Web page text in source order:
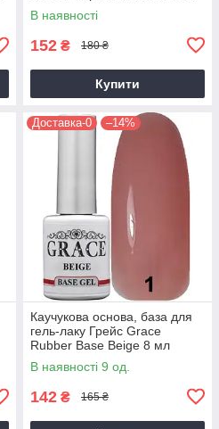
В наявності
152 ₴ 180 ₴
Купити
Доставка-0 –14%
Каучукова основа, база для
гель-лаку Грейс Grace
Rubber Base Beige 8 мл
AVADONA
В наявності 9 од.
142 ₴ 165 ₴